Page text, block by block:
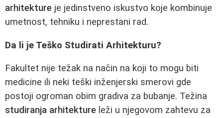
arhitekture je jedinstveno iskustvo koje kombinuje
umetnost, tehniku i neprestani rad.
Da li je Teško Studirati Arhitekturu?
Fakultet nije težak na način na koji to mogu biti
medicine ili neki teški inženjerski smerovi gde
postoji ogroman obim gradiva za bubanje. Težina
studiranja arhitekture leži u njegovom zahtevu za